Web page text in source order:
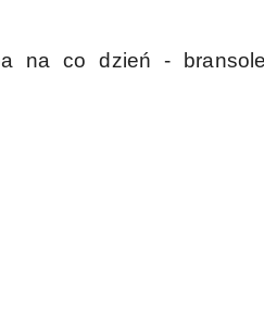
na co dzień -